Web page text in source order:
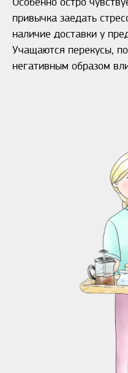
Особенно остро
привычка заедать
наличие доставки у
Учащаются перекусы,
негативным образом